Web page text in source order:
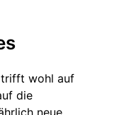
trifft wohl auf
die
neue